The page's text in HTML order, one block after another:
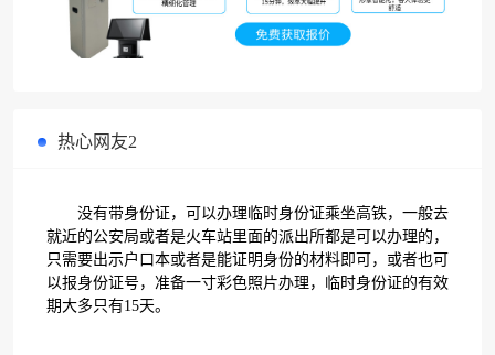
热心网友2
没有带身份证，可以办理临时身份证乘坐高铁，一般去
就近的公安局或者是火车站里面的派出所都是可以办理的，
只需要出示户口本或者是能证明身份的材料即可，或者也可
以报身份证号，准备一寸彩色照片办理，临时身份证的有效
期大多只有15天。